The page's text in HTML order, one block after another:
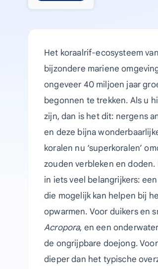
Het koraalrif-ecosysteem
bijzondere mariene
ongeveer 40 miljoen jaar
begonnen te trekken. Als u
zijn, dan is het dit: nergens
en deze bijna
koralen nu ‘superkoralen’
zouden verbleken en
in iets veel belangrijkers:
die mogelijk kan helpen bij
opwarmen. Voor duikers en
Acropora, en een
de ongrijpbare doejong.
dieper dan het typische